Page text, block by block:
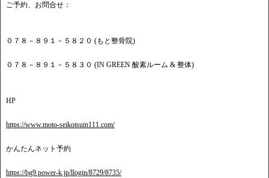
ご予約、お問合せ：
０７８－８９１－５８２０ (もと整骨院)
０７８－８９１－５８３０ (IN GREEN 酸素ルーム & 整体)
HP
https://www.moto-seikotsuin111.com/
かんたんネット予約
https://bg9.power-k.jp/llogin/8729/8735/